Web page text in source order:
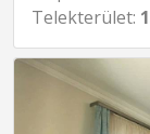
Telekterület: